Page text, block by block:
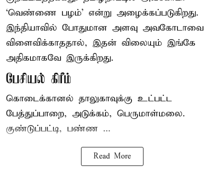
‘வெண்ணை பழம்’ என்று அழைக்கப்படுகிறது.
இந்தியாவில் போதுமான அளவு அவகோடாவை
விளைவிக்காததால், இதன் விலையும் இங்கே
அதிகமாகவே இருக்கிறது.
பேசியல் கிரீம்
கொடைக்கானல் தாலுகாவுக்கு உட்பட்ட
பேத்துப்பாறை, அடுக்கம், பெருமாள்மலை.
குண்டுப்பட்டி, பண்ண ...
Read More